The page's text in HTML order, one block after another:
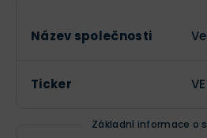
Název společnosti
Ticker
Základní informace o